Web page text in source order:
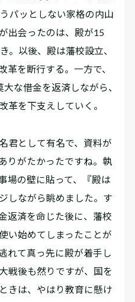
パッとしない家格の内山
出会ったのは、殿が15
。以後、殿は藩校設立、
革を断行する。一方で、
な借金を返済しながら、
革を下支えしていく。
君として有名で、資料が
りがたかったですね。執
場の壁に貼って、『殿は
しながら眺めました。す
返済を命じた後に、藩校
い始めてしまったことが
れて真っ先に殿が着手し
戦後も然りですが、国を
きは、やはり教育に懸け